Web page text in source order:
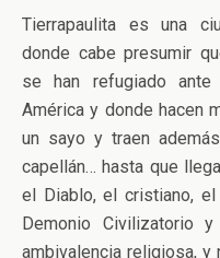
Tierrapaulita es una
donde cabe presumir
se han refugiado
América y donde hacen
un sayo y traen
capellán… hasta que
el Diablo, el cristiano,
Demonio Civilizatorio
ambivalencia religiosa,